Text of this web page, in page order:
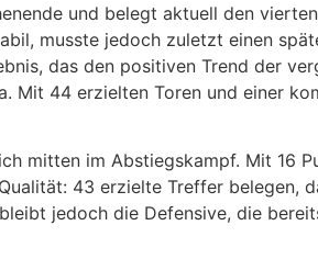
und belegt aktuell den
musste jedoch zuletzt einen
das den positiven Trend der
Mit 44 erzielten Toren und einer
mitten im Abstiegskampf. Mit 16
43 erzielte Treffer belegen,
jedoch die Defensive, die